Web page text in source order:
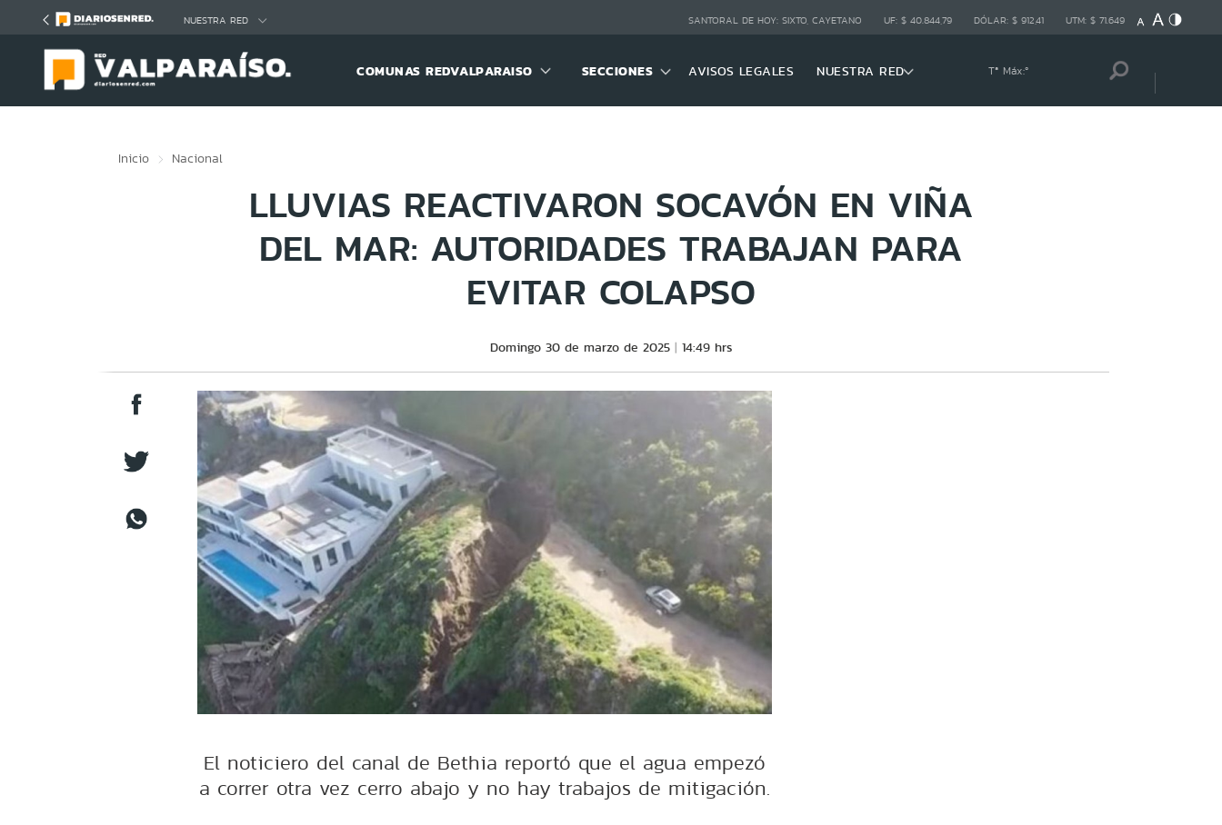
NUESTRA RED SANTORAL DE HOY: SIXTO, CAYETANO UF: $ 40.844,79 DÓLAR: $ 912,41 UTM: $ 71.649
COMUNAS REDVALPARAISO SECCIONES AVISOS LEGALES NUESTRA RED Tª Máx:º
Inicio Nacional
LLUVIAS REACTIVARON SOCAVÓN EN VIÑA
DEL MAR: AUTORIDADES TRABAJAN PARA
EVITAR COLAPSO
Domingo 30 de marzo de 2025 14:49 hrs
El noticiero del canal de Bethia reportó que el agua empezó
a correr otra vez cerro abajo y no hay trabajos de mitigación.